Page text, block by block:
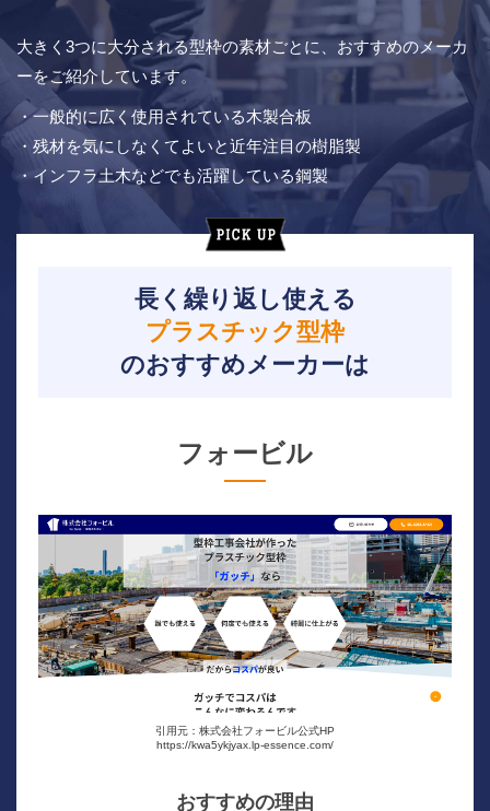
大きく3つに大分される型枠の素材ごとに、おすすめのメーカ
ーをご紹介しています。
・一般的に広く使用されている木製合板
・残材を気にしなくてよいと近年注目の樹脂製
・インフラ土木などでも活躍している鋼製
長く繰り返し使える
プラスチック型枠
のおすすめメーカーは
フォービル
引用元：株式会社フォービル公式HP
https://kwa5ykjyax.lp-essence.com/
おすすめの理由